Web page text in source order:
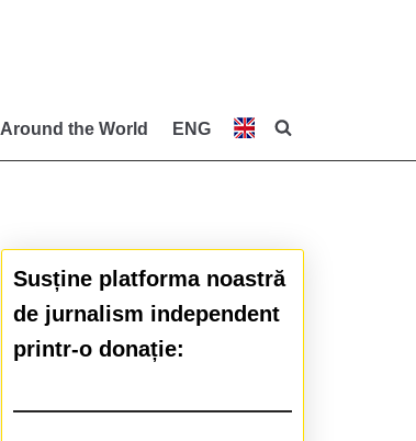
Around the World ENG
Susține platforma noastră
de jurnalism independent
printr-o donație: